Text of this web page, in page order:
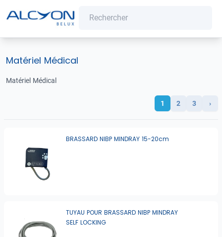
Matériel Médical
Matériel Médical
1 2 3 ›
BRASSARD NIBP MINDRAY 15-20cm
TUYAU POUR BRASSARD NIBP MINDRAY
SELF LOCKING